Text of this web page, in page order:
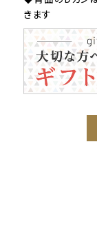
きます